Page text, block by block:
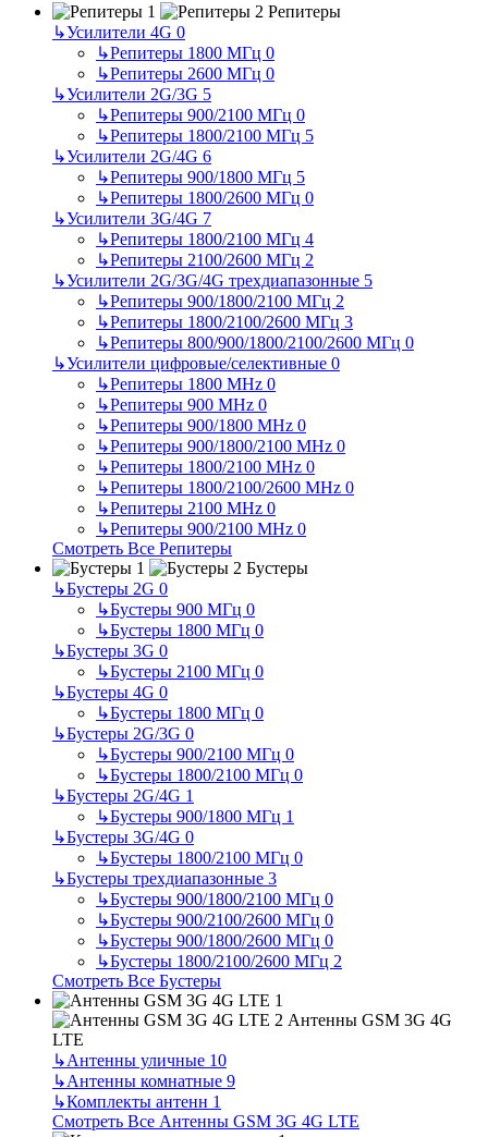
Репитеры
↳Усилители 4G 0
↳Репитеры 1800 МГц 0
↳Репитеры 2600 МГц 0
↳Усилители 2G/3G 5
↳Репитеры 900/2100 МГц 0
↳Репитеры 1800/2100 МГц 5
↳Усилители 2G/4G 6
↳Репитеры 900/1800 МГц 5
↳Репитеры 1800/2600 МГц 0
↳Усилители 3G/4G 7
↳Репитеры 1800/2100 МГц 4
↳Репитеры 2100/2600 МГц 2
↳Усилители 2G/3G/4G трехдиапазонные 5
↳Репитеры 900/1800/2100 МГц 2
↳Репитеры 1800/2100/2600 МГц 3
↳Репитеры 800/900/1800/2100/2600 МГц 0
↳Усилители цифровые/селективные 0
↳Репитеры 1800 MHz 0
↳Репитеры 900 MHz 0
↳Репитеры 900/1800 MHz 0
↳Репитеры 900/1800/2100 MHz 0
↳Репитеры 1800/2100 MHz 0
↳Репитеры 1800/2100/2600 MHz 0
↳Репитеры 2100 MHz 0
↳Репитеры 900/2100 MHz 0
Смотреть Все Репитеры
Бустеры
↳Бустеры 2G 0
↳Бустеры 900 МГц 0
↳Бустеры 1800 МГц 0
↳Бустеры 3G 0
↳Бустеры 2100 МГц 0
↳Бустеры 4G 0
↳Бустеры 1800 МГц 0
↳Бустеры 2G/3G 0
↳Бустеры 900/2100 МГц 0
↳Бустеры 1800/2100 МГц 0
↳Бустеры 2G/4G 1
↳Бустеры 900/1800 МГц 1
↳Бустеры 3G/4G 0
↳Бустеры 1800/2100 МГц 0
↳Бустеры трехдиапазонные 3
↳Бустеры 900/1800/2100 МГц 0
↳Бустеры 900/2100/2600 МГц 0
↳Бустеры 900/1800/2600 МГц 0
↳Бустеры 1800/2100/2600 МГц 2
Смотреть Все Бустеры
Антенны GSM 3G 4G
LTE
↳Антенны уличные 10
↳Антенны комнатные 9
↳Комплекты антенн 1
Смотреть Все Антенны GSM 3G 4G LTE